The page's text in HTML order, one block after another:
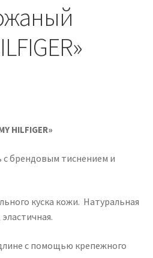
HILFIGER»
брендовым тиснением и
куска кожи. Натуральная
с помощью крепежного